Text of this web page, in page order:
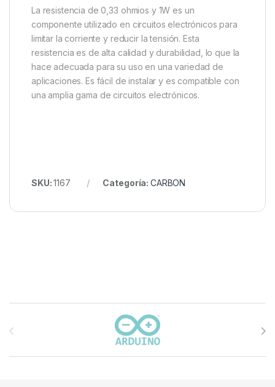
La resistencia de 0,33 ohmios y 1W es un
componente utilizado en circuitos electrónicos para
limitar la corriente y reducir la tensión. Esta
resistencia es de alta calidad y durabilidad, lo que la
hace adecuada para su uso en una variedad de
aplicaciones. Es fácil de instalar y es compatible con
una amplia gama de circuitos electrónicos.
SKU:1167 Categoría: CARBON
Carrusel de marcas